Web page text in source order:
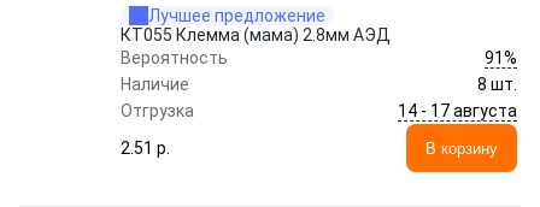
Лучшее предложение
КТ055 Клемма (мама) 2.8мм АЭД
Вероятность
91%
Наличие
8 шт.
Отгрузка
14 - 17 августа
2.51 p.
В корзину